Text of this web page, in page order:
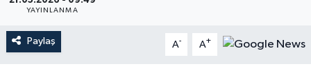
YAYINLANMA
Paylaş A- A+